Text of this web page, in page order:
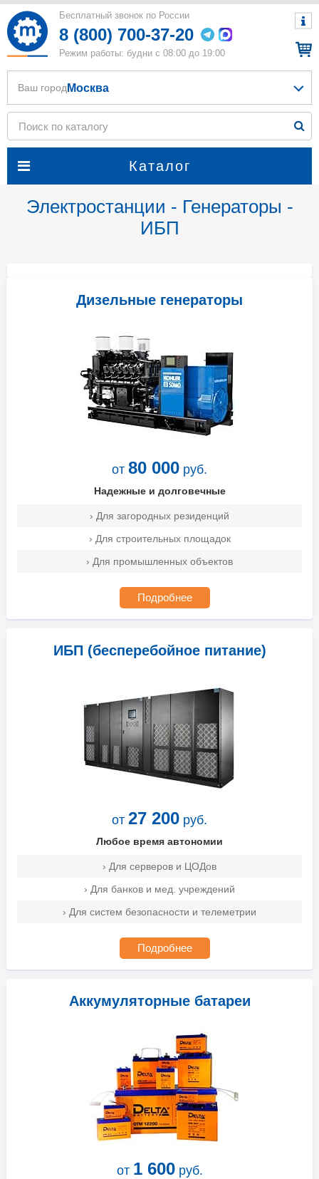
Бесплатный звонок по России
8 (800) 700-37-20
Режим работы: будни с 08:00 до 19:00
Каталог
Ваш город Москва
Электростанции - Генераторы -
ИБП
Дизельные генераторы
от 80 000 руб.
Надежные и долговечные
› Для загородных резиденций
› Для строительных площадок
› Для промышленных объектов
Подробнее
ИБП (бесперебойное питание)
от 27 200 руб.
Любое время автономии
› Для серверов и ЦОДов
› Для банков и мед. учреждений
› Для систем безопасности и телеметрии
Подробнее
Аккумуляторные батареи
от 1 600 руб.